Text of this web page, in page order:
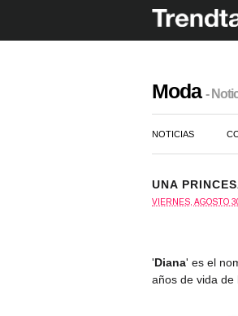
Moda -
NOTICIAS
UNA
VIERNES, AGOSTO
'Diana' es el
años de vida de